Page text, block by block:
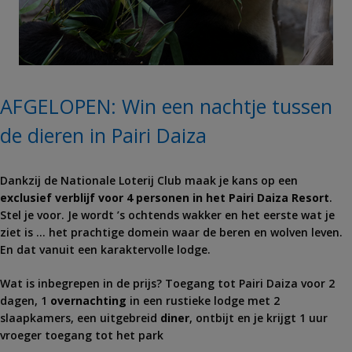
AFGELOPEN: Win een nachtje tussen
de dieren in Pairi Daiza
Dankzij de Nationale Loterij Club maak je kans op een
exclusief verblijf voor 4 personen in het Pairi Daiza Resort.
Stel je voor. Je wordt ’s ochtends wakker en het eerste wat je
ziet is … het prachtige domein waar de beren en wolven leven.
En dat vanuit een karaktervolle lodge.
Wat is inbegrepen in de prijs? Toegang tot Pairi Daiza voor 2
dagen, 1 overnachting in een rustieke lodge met 2
slaapkamers, een uitgebreid diner, ontbijt en je krijgt 1 uur
vroeger toegang tot het park